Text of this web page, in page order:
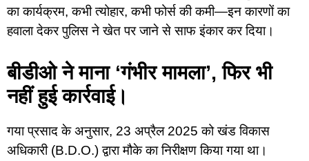
का कार्यक्रम, कभी त्योहार, कभी फोर्स की कमी—इन कारणों का
हवाला देकर पुलिस ने खेत पर जाने से साफ इंकार कर दिया।
बीडीओ ने माना ‘गंभीर मामला’, फिर भी
नहीं हुई कार्रवाई।
गया प्रसाद के अनुसार, 23 अप्रैल 2025 को खंड विकास
अधिकारी (B.D.O.) द्वारा मौके का निरीक्षण किया गया था।